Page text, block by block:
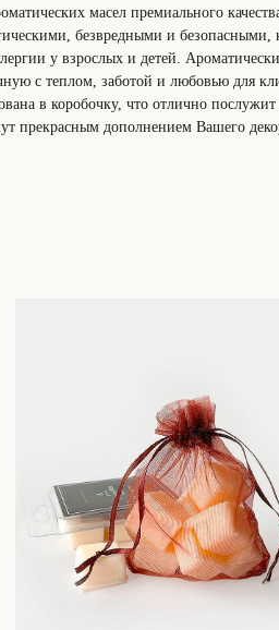
масел премиального
безвредными и безопасными,
у взрослых и детей.
с теплом, заботой и любовью для
в коробочку, что отлично
прекрасным дополнением Вашего